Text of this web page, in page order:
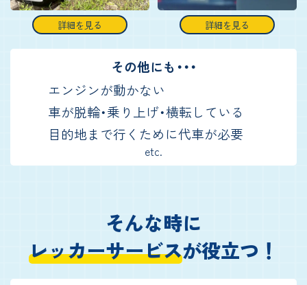
詳細を見る 詳細を見る
その他にも・・・
エンジンが動かない
車が脱輪・乗り上げ・横転している
目的地まで行くために代車が必要
etc.
そんな時に
レッカーサービスが役立つ！